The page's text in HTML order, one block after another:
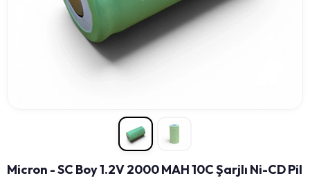
Micron - SC Boy 1.2V 2000 MAH 10C Şarjlı Ni-CD Pil